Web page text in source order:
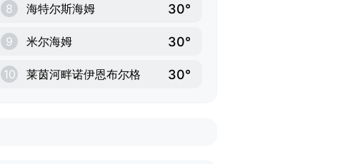
8 海特尔斯海姆 30°
9 米尔海姆 30°
10 莱茵河畔诺伊恩布尔格 30°